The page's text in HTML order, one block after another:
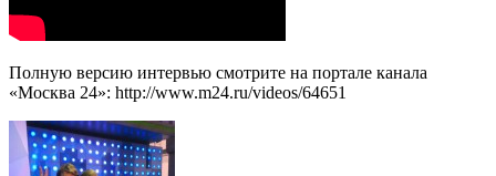
Полную версию интервью смотрите на портале канала
«Москва 24»: http://www.m24.ru/videos/64651